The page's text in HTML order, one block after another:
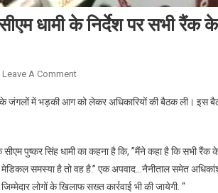
धामी के निर्देश पर सभी रैंक के
Leave A CommentOn
वनाग्नि
सीएम
धामी
के
जंगलों में भड़की आग को लेकर अधिकारियों की बैठक ली। इस
पुष्कर सिंह धामी का कहना है कि, ”मैंने कहा है कि सभी रैंक के
समस्या है तो वह है.” एक अपवाद…नैनीताल समेत
लोगों के खिलाफ सख्त कार्रवाई भी की जायेगी. “